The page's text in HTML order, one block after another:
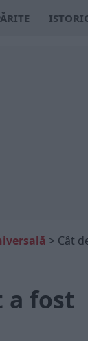
> Cât
a fost